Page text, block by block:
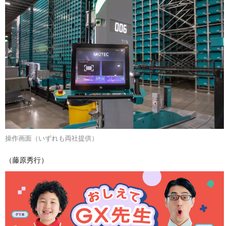
操作画面（いずれも両社提供）
（藤原秀行）